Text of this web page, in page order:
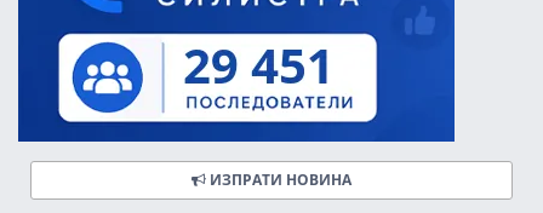
ИЗПРАТИ НОВИНА